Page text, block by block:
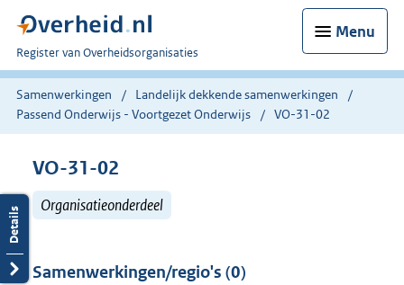
Menu
U
bent
nu
hier:
Register van Overheidsorganisaties
Samenwerkingen
Landelijk dekkende samenwerkingen
Passend Onderwijs - Voortgezet Onderwijs
VO-31-02
VO-31-02
Organisatieonderdeel
Samenwerkingen/regio's (0)